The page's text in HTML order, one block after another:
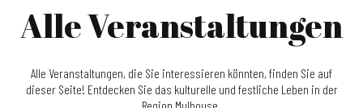
Alle Veranstaltungen
Alle Veranstaltungen, die Sie interessieren könnten, finden Sie auf
dieser Seite! Entdecken Sie das kulturelle und festliche Leben in der